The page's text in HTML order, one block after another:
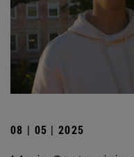
08 | 05 | 2025